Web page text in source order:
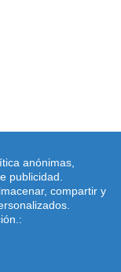
anónimas,
publicidad.
compartir y